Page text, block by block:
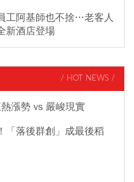
工阿基師也不捨…老客人
新酒店登場
/ HOT NEWS /
漲勢 vs 嚴峻現實
「落後群創」成最後稻